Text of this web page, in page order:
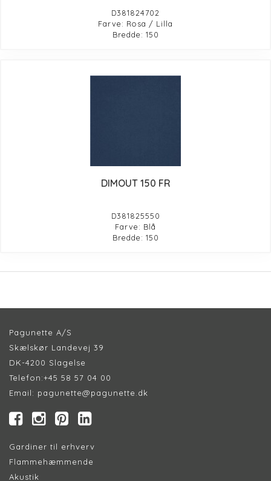
D381824702
Farve: Rosa / Lilla
Bredde: 150
DIMOUT 150 FR
D381825550
Farve: Blå
Bredde: 150
Pagunette A/S
Skælskør Landevej 39
DK-4200 Slagelse
Telefon:+45 58 57 04 00
Email: pagunette@pagunette.dk
Gardiner til erhverv
Flammehæmmende
Akustik